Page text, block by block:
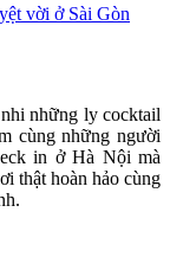
vời ở Sài Gòn
những ly cocktail
cùng những người
in ở Hà Nội mà
thật hoàn hảo cùng